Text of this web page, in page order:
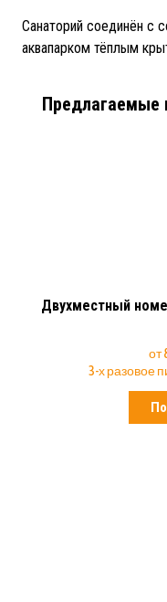
Санаторий соединён с
аквапарком тёплым
Предлагаемые
Двухместный
от
3-х разовое